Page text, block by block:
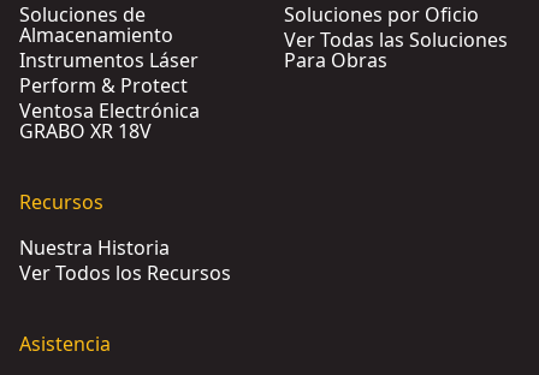
Soluciones de
Almacenamiento
Instrumentos Láser
Perform & Protect
Ventosa Electrónica
GRABO XR 18V
Soluciones por Oficio
Ver Todas las Soluciones
Para Obras
Recursos
Nuestra Historia
Ver Todos los Recursos
Asistencia